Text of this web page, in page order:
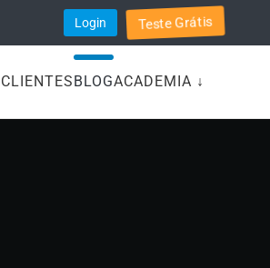
Login Teste Grátis
CLIENTESBLOGACADEMIA ↓